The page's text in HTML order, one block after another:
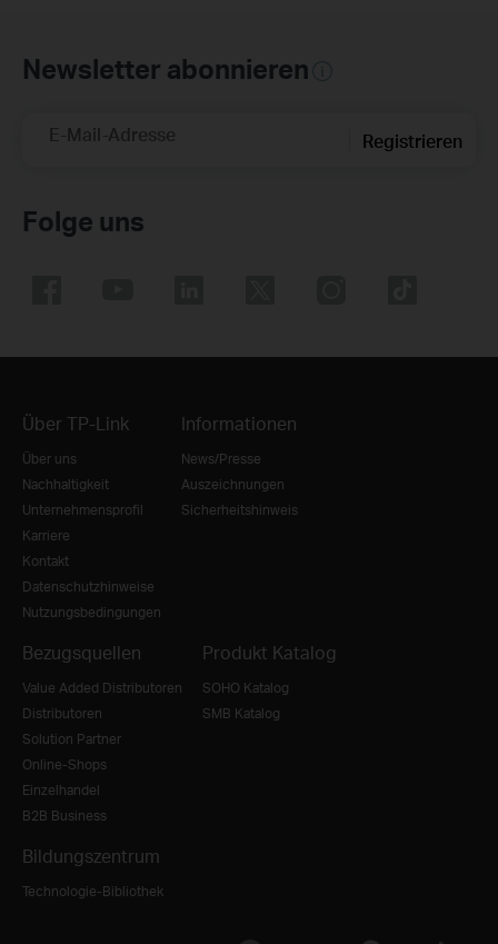
Newsletter abonnieren
E-Mail-Adresse Registrieren
Folge uns
Über TP-Link
Über uns
Nachhaltigkeit
Unternehmensprofil
Karriere
Kontakt
Datenschutzhinweise
Nutzungsbedingungen
Informationen
News/Presse
Auszeichnungen
Sicherheitshinweis
Bezugsquellen
Value Added Distributoren
Distributoren
Solution Partner
Online-Shops
Einzelhandel
B2B Business
Produkt Katalog
SOHO Katalog
SMB Katalog
Bildungszentrum
Technologie-Bibliothek